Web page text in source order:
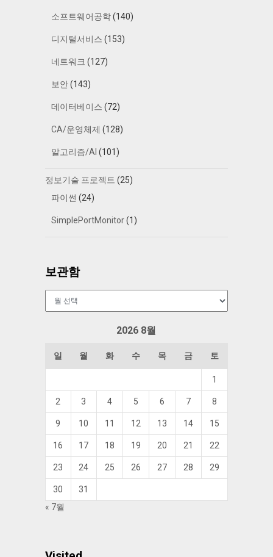
소프트웨어공학(140)
디지털서비스 (153)
네트워크 (127)
보안(143)
데이터베이스 (72)
CA/운영체제 (128)
알고리즘/AI (101)
정보기술 프로젝트 (25)
파이썬 (24)
SimplePortMonitor(1)
보관함
2026 8월
일 월 화 수 목 금 토
1
2 3 4 5 6 7 8
9 10 11 12 13 14 15
16 17 18 19 20 21 22
23 24 25 26 27 28 29
30
31
« 7월